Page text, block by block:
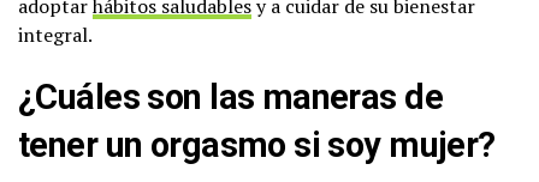
adoptarhábitos saludablesy a cuidar de su bienestar
integral.
¿Cuáles son las maneras de
tener un orgasmo si soy mujer?